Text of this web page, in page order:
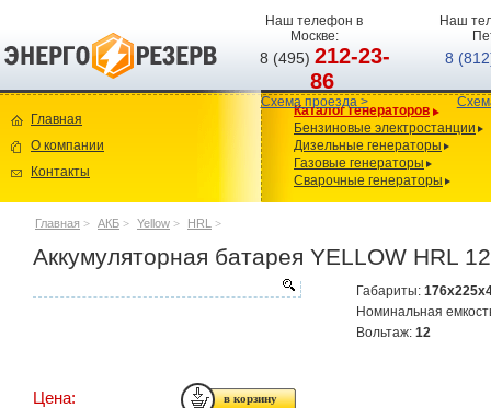
Наш телефон в
Москве:
8 (495)212-23-
86
Схема проезда >
Наш
8
Главная
О компании
Контакты
Каталог генераторов
Бензиновые электростанции
Дизельные генераторы
Газовые генераторы
Сварочные генераторы
Главная > АКБ > Yellow > HRL >
Аккумуляторная батарея YELLOW HRL
Габариты:
Номинальная
Вольтаж: 12
Цена: